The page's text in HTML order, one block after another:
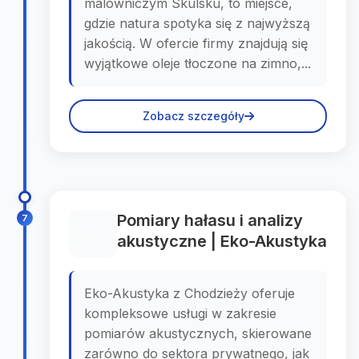
malowniczym Skulsku, to miejsce,
gdzie natura spotyka się z najwyższą
jakością. W ofercie firmy znajdują się
wyjątkowe oleje tłoczone na zimno,...
Zobacz szczegóły
7
Pomiary hałasu i analizy
akustyczne | Eko-Akustyka
Eko-Akustyka z Chodzieży oferuje
kompleksowe usługi w zakresie
pomiarów akustycznych, skierowane
zarówno do sektora prywatnego, jak